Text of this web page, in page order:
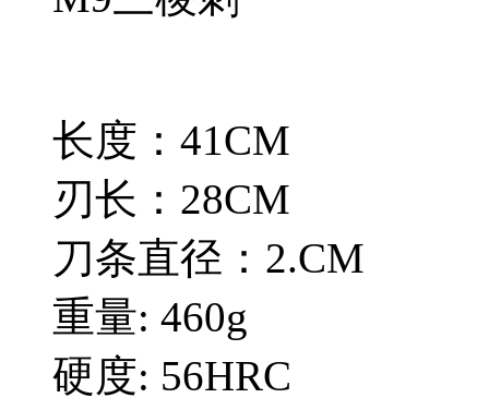
长度：41CM
刃长：28CM
刀条直径：2.CM
重量: 460g
硬度: 56HRC